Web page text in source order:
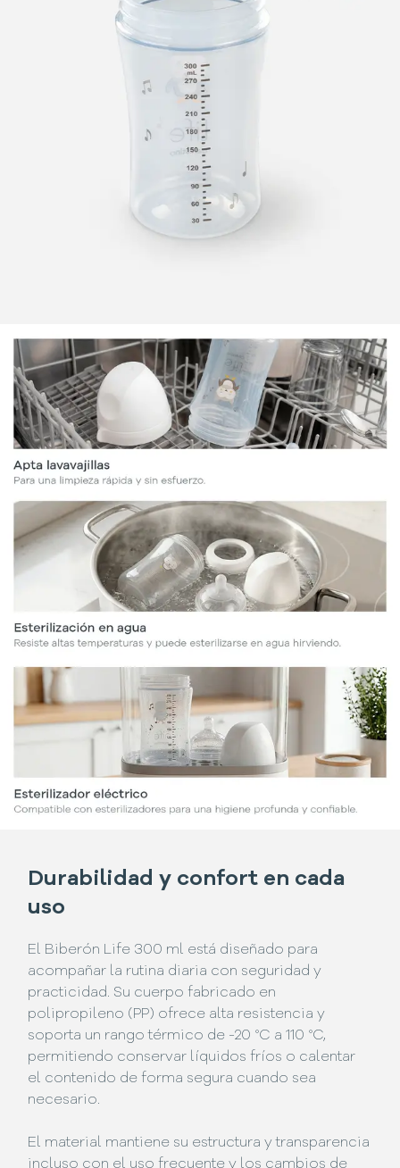
Durabilidad y confort en cada
uso
El Biberón Life 300 ml está diseñado para
acompañar la rutina diaria con seguridad y
practicidad. Su cuerpo fabricado en
polipropileno (PP) ofrece alta resistencia y
soporta un rango térmico de -20 °C a 110 °C,
permitiendo conservar líquidos fríos o calentar
el contenido de forma segura cuando sea
necesario.
El material mantiene su estructura y transparencia
incluso con el uso frecuente y los cambios de